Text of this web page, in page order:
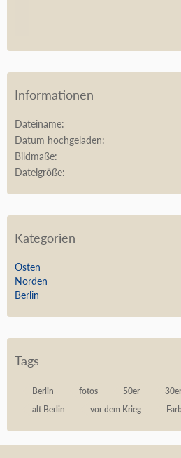
Informationen
Dateiname
Datum hochgeladen
Bildmaße
Dateigröße
Kategorien
Osten
Norden
Berlin
Tags
Berlin fotos 50er 30er
alt Berlin
vor dem Krieg